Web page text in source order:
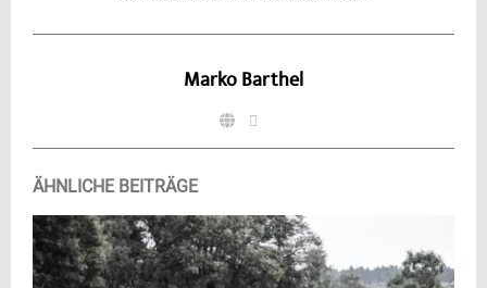
Marko Barthel
ÄHNLICHE BEITRÄGE